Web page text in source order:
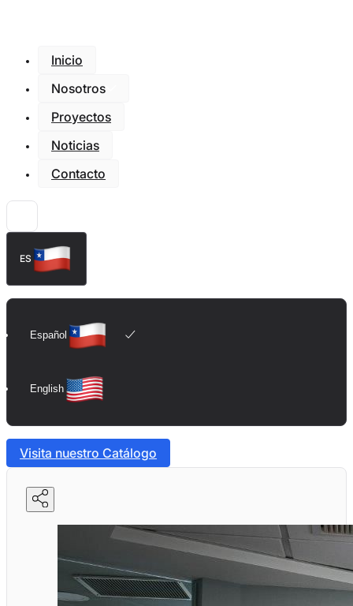
Inicio
Nosotros
Proyectos
Noticias
Contacto
ES
Español
English
Visita nuestro Catálogo